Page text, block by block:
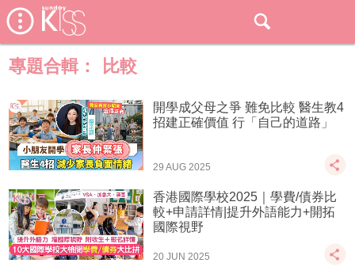
專題合輯： 比較
開學成父母之爭 難免比較 醫生教4
招建正確價值 行「自己的道路」
29 AUG 2025
香港國際學校2025｜學費/債券比
較+申請詳情|提升外語能力+開拓
國際視野
20 JUN 2025